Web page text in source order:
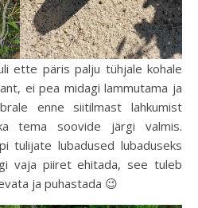
ette päris palju tühjale kohale
ei pea midagi lammutama ja
enne siitilmast lahkumist
tema soovide järgi valmis.
tulijate lubadused lubaduseks
vaja piiret ehitada, see tuleb
ja puhastada 😉